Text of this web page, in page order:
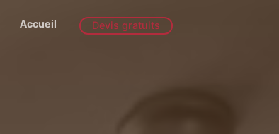
Accueil Devis gratuits